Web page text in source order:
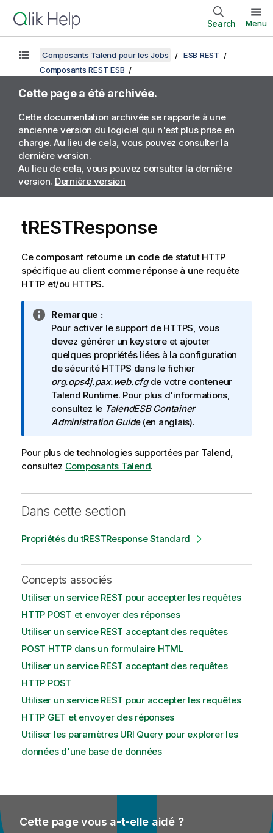
Search Menu
Composants Talend pour les Jobs
ESB REST
Composants REST ESB
Cette page a été archivée.
Cette documentation archivée se rapporte à une
ancienne version du logiciel qui n'est plus prise en
charge. Au lieu de cela, vous pouvez consulter la
dernière version.
Au lieu de cela, vous pouvez consulter la dernière
version. Dernière version
tRESTResponse
Ce composant retourne un code de statut HTTP
spécifique au client comme réponse à une requête
HTTP et/ou HTTPS.
N
o
t
e
I
n
f
o
r
a
t
s
Remarque :
Pour activer le support de HTTPS, vous
devez générer un keystore et ajouter
quelques propriétés liées à la configuration
de sécurité HTTPS dans le fichier
org.ops4j.pax.web.cfgde votre conteneur
Talend Runtime. Pour plus d'informations,
consultez le TalendESB Container
Administration Guide(en anglais).
Pour plus de technologies supportées par Talend,
consultez Composants Talend.
Dans cette section
Propriétés du tRESTResponse Standard
Concepts associés
Utiliser un service REST pour accepter les requêtes
HTTP POST et envoyer des réponses
Utiliser un service REST acceptant des requêtes
POST HTTP dans un formulaire HTML
Utiliser un service REST acceptant des requêtes
HTTP POST
Utiliser un service REST pour accepter les requêtes
HTTP GET et envoyer des réponses
Utiliser les paramètres URI Query pour explorer les
données d'une base de données
Cette page vous a-t-elle aidé ?